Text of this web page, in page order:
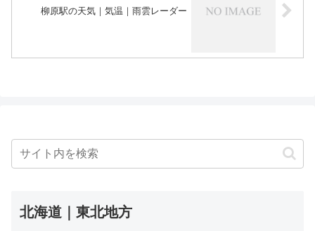
柳原駅の天気｜気温｜雨雲レーダー
北海道｜東北地方